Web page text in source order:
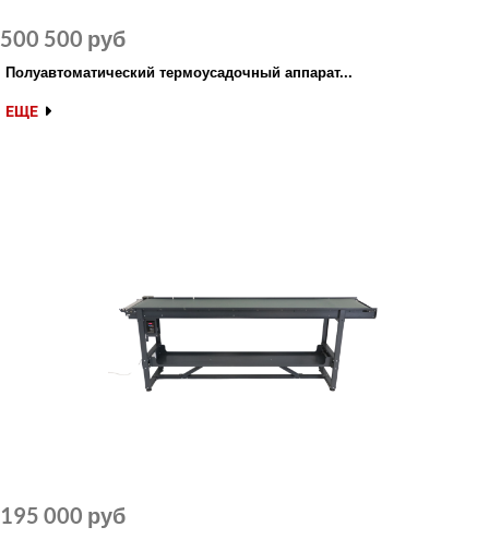
Полуавтоматический термоусадочный аппарат...
500 500 руб
ЕЩЕ
195 000 руб